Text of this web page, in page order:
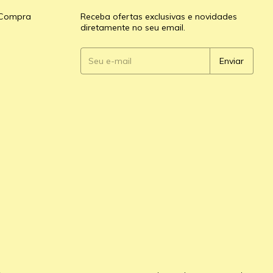
Receba ofertas exclusivas e novidades
diretamente no seu email.